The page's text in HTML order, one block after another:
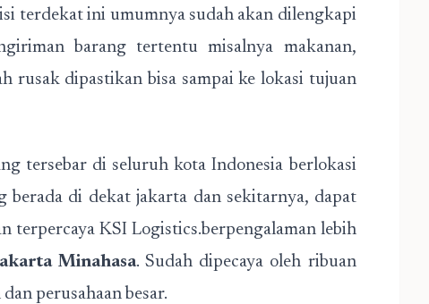
terdekat ini umumnya sudah akan dilengkapi
barang tertentu misalnya makanan,
rusak dipastikan bisa sampai ke lokasi tujuan
tersebar di seluruh kota Indonesia berlokasi
berada di dekat jakarta dan sekitarnya, dapat
terpercaya KSI Logistics.berpengalaman lebih
Minahasa. Sudah dipecaya oleh ribuan
perusahaan besar.